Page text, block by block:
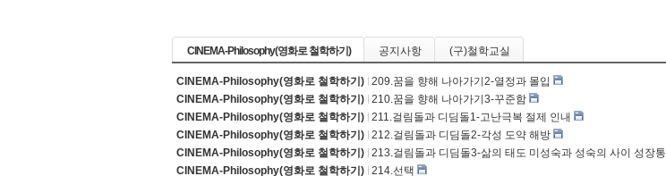
CINEMA-Philosophy(영화로 철학하기) 공지사항 (구)철학교실
CINEMA-Philosophy(영화로 철학하기) 209.꿈을 향해 나아가기2-열정과 몰입
CINEMA-Philosophy(영화로 철학하기) 210.꿈을 향해 나아가기3-꾸준함
CINEMA-Philosophy(영화로 철학하기) 211.걸림돌과 디딤돌1-고난극복 절제 인내
CINEMA-Philosophy(영화로 철학하기) 212.걸림돌과 디딤돌2-각성 도약 해방
CINEMA-Philosophy(영화로 철학하기) 213.걸림돌과 디딤돌3-삶의 태도 미성숙과 성숙의 사이 성장통
CINEMA-Philosophy(영화로 철학하기) 214.선택